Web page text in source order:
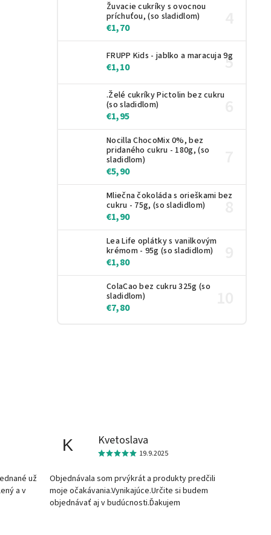
Žuvacie cukríky s ovocnou
príchuťou, (so sladidlom)
€1,70
FRUPP Kids - jablko a maracuja 9g
€1,10
.Želé cukríky Pictolin bez cukru
(so sladidlom)
€1,95
Nocilla ChocoMix 0%, bez
pridaného cukru - 180g, (so
sladidlom)
€5,90
Mliečna čokoláda s orieškami bez
cukru - 75g, (so sladidlom)
€1,90
Lea Life oplátky s vanilkovým
krémom - 95g (so sladidlom)
€1,80
ColaCao bez cukru 325g (so
sladidlom)
€7,80
už
a v
K Kvetoslava
19.9.2025
Objednávala som prvýkrát a produkty predčili
moje očakávania.Vynikajúce.Určite si budem
objednávať aj v budúcnosti.Ďakujem